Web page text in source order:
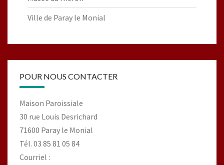
Ville de Paray le Monial
POUR NOUS CONTACTER
Maison Paroissiale
30 rue Louis Desrichard
71600 Paray le Monial
Tél. 03 85 81 05 84
Courriel :